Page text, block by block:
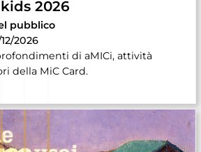
2026
pubblico
2026
di aMICi, attività
della MiC Card.